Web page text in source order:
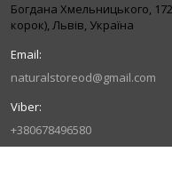
Богдана Хмельницького,
корок), Львів, Україна
naturalstoreod@gmail.com
+380678496580